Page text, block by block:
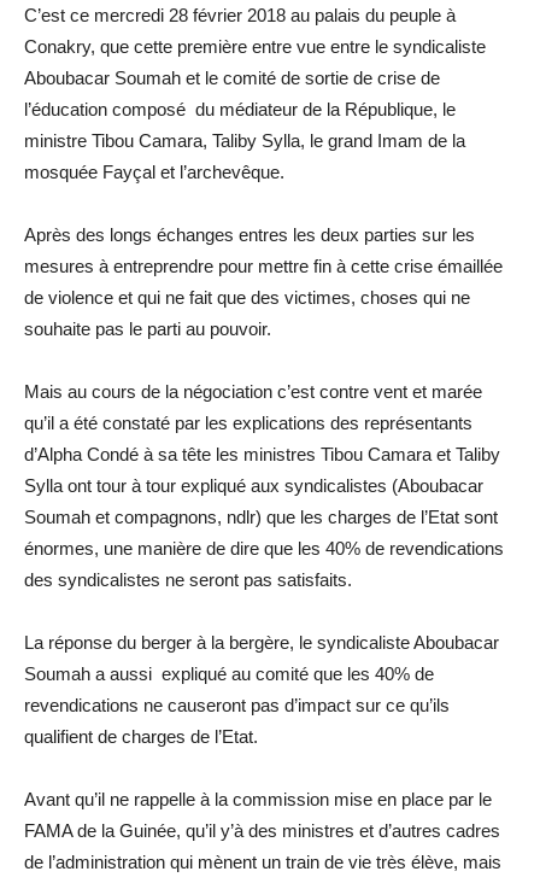
C’est ce mercredi 28 février 2018 au palais du peuple à
Conakry, que cette première entre vue entre le syndicaliste
Aboubacar Soumah et le comité de sortie de crise de
l’éducation composé du médiateur de la République, le
ministre Tibou Camara, Taliby Sylla, le grand Imam de la
mosquée Fayçal et l’archevêque.
Après des longs échanges entres les deux parties sur les
mesures à entreprendre pour mettre fin à cette crise émaillée
de violence et qui ne fait que des victimes, choses qui ne
souhaite pas le parti au pouvoir.
Mais au cours de la négociation c’est contre vent et marée
qu’il a été constaté par les explications des représentants
d’Alpha Condé à sa tête les ministres Tibou Camara et Taliby
Sylla ont tour à tour expliqué aux syndicalistes (Aboubacar
Soumah et compagnons, ndlr) que les charges de l’Etat sont
énormes, une manière de dire que les 40% de revendications
des syndicalistes ne seront pas satisfaits.
La réponse du berger à la bergère, le syndicaliste Aboubacar
Soumah a aussi expliqué au comité que les 40% de
revendications ne causeront pas d’impact sur ce qu’ils
qualifient de charges de l’Etat.
Avant qu’il ne rappelle à la commission mise en place par le
FAMA de la Guinée, qu’il y’à des ministres et d’autres cadres
de l’administration qui mènent un train de vie très élève, mais